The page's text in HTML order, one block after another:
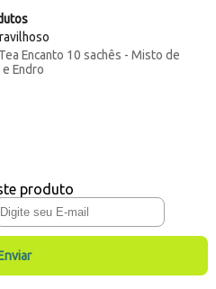
Encanto 10 sachês - Misto de
Endro
produto